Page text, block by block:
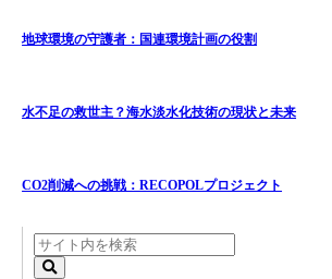
地球環境の守護者：国連環境計画の役割
水不足の救世主？海水淡水化技術の現状と未来
CO2削減への挑戦：RECOPOLプロジェクト